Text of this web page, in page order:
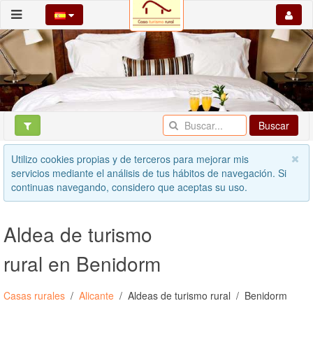
Buscar
Utilizo cookies propias y de terceros para mejorar mis
servicios mediante el análisis de tus hábitos de navegación. Si
continuas navegando, considero que aceptas su uso.
Aldea de turismo
rural en Benidorm
Casas rurales Alicante Aldeas de turismo rural Benidorm